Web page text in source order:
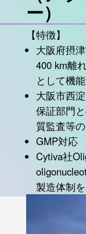
ー）
【特徴】
大阪府摂
400 km離
として機能
大阪市西
保証部門
質監査等
GMP対応
Cytiva社
製造体制